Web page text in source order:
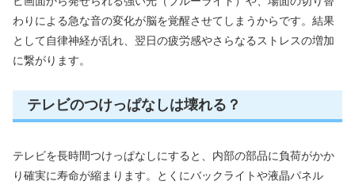
わりによる急な音の変化が脳を覚醒させてしまうからです。結果
として自律神経が乱れ、翌日の疲労感やさらなるストレスの増加
に繋がります。
テレビのつけっぱなしは壊れる？
テレビを長時間つけっぱなしにすると、内部の部品に負荷がかか
り確実に寿命が縮まります。とくにバックライトや液晶パネル